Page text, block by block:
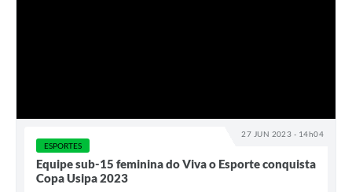
27 JUN 2023 - 14h04
ESPORTES
Equipe sub-15 feminina do Viva o Esporte conquista
Copa Usipa 2023